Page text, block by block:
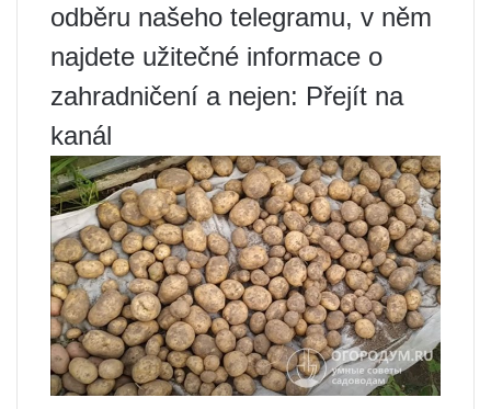
odběru našeho telegramu, v něm
najdete užitečné informace o
zahradničení a nejen: Přejít na
kanál